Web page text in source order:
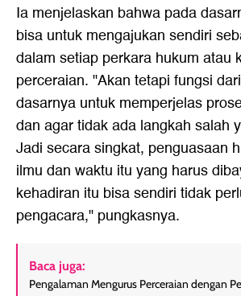
Ia menjelaskan bahwa pada
bisa untuk mengajukan sendiri
dalam setiap perkara hukum atau
perceraian. "Akan tetapi fungsi
dasarnya untuk memperjelas
dan agar tidak ada langkah salah
Jadi secara singkat, penguasaan
ilmu dan waktu itu yang harus
kehadiran itu bisa sendiri tidak
pengacara," pungkasnya.
Baca juga:
Pengalaman Mengurus Perceraian dengan